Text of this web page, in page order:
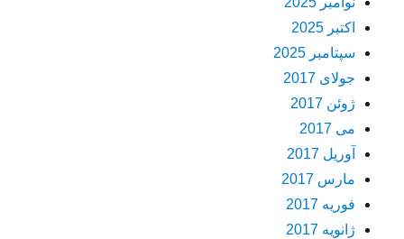
اکتبر 2025
سپتامبر 2025
جولای 2017
ژوئن 2017
می 2017
آوریل 2017
مارس 2017
فوریه 2017
ژانویه 2017